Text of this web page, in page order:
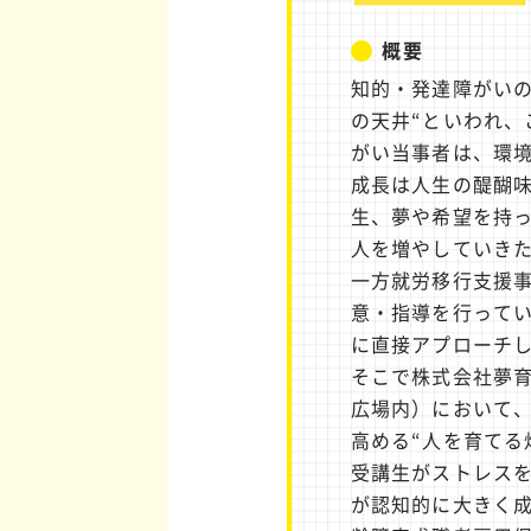
概要
知的・発達障がい
の天井“といわれ
がい当事者は、環
成長は人生の醍醐
生、夢や希望を持
人を増やしていき
一方就労移行支援
意・指導を行って
に直接アプローチ
そこで株式会社夢
広場内）において
高める“人を育て
受講生がストレス
が認知的に大きく